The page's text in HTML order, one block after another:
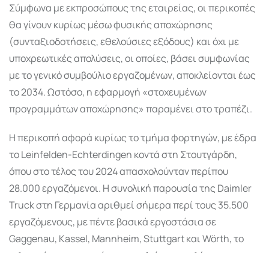
Σύμφωνα με εκπροσώπους της εταιρείας, οι περικοπές
θα γίνουν κυρίως μέσω φυσικής αποχώρησης
(συνταξιοδοτήσεις, εθελούσιες εξόδους) και όχι με
υποχρεωτικές απολύσεις, οι οποίες, βάσει συμφωνίας
με το γενικό συμβούλιο εργαζομένων, αποκλείονται έως
το 2034. Ωστόσο, η εφαρμογή «στοχευμένων
προγραμμάτων αποχώρησης» παραμένει στο τραπέζι.
Η περικοπή αφορά κυρίως το τμήμα φορτηγών, με έδρα
το Leinfelden-Echterdingen κοντά στη Στουτγάρδη,
όπου στο τέλος του 2024 απασχολούνταν περίπου
28.000 εργαζόμενοι. Η συνολική παρουσία της Daimler
Truck στη Γερμανία αριθμεί σήμερα περί τους 35.500
εργαζόμενους, με πέντε βασικά εργοστάσια σε
Gaggenau, Kassel, Mannheim, Stuttgart και Wörth, το